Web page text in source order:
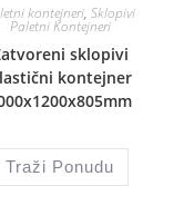
kontejneri, Sklopivi
Paletni Kontejneri
sklopivi
kontejner
Traži Ponudu